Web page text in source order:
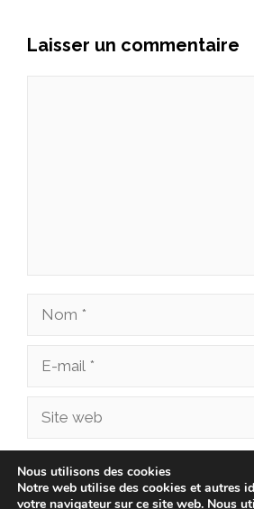
Laisser un commentaire
Nom
Site
Enregistrer mon nom, mon e-
dans le navigateur pour mon
Nous utilisons des cookies
Notre web utilise des cookies et autres
votre navigateur sur ce site web. Nous